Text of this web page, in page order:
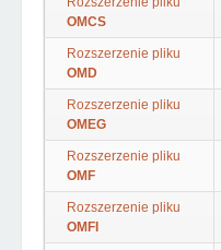
OMCS
Rozszerzenie pliku
OMD
Rozszerzenie pliku
OMEG
Rozszerzenie pliku
OMF
Rozszerzenie pliku
OMFI